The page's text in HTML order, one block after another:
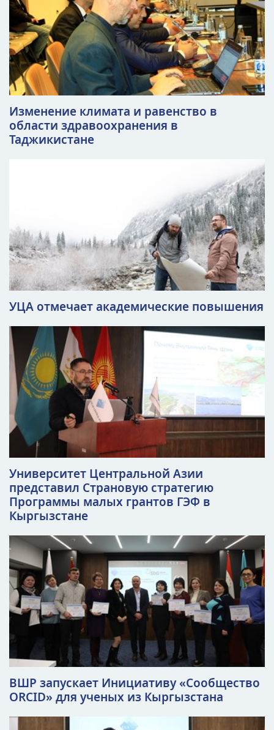
Изменение климата и равенство в
области здравоохранения в
Таджикистане
УЦА отмечает академические повышения
Университет Центральной Азии
представил Страновую стратегию
Программы малых грантов ГЭФ в
Кыргызстане
ВШР запускает Инициативу «Сообщество
ORCID» для ученых из Кыргызстана